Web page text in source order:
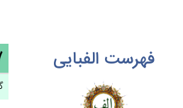
فهرست الفبایی